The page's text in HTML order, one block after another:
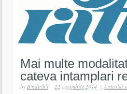
Mai multe
cateva intamplari
by Bindiribli | Articolul
22 octombrie 2014